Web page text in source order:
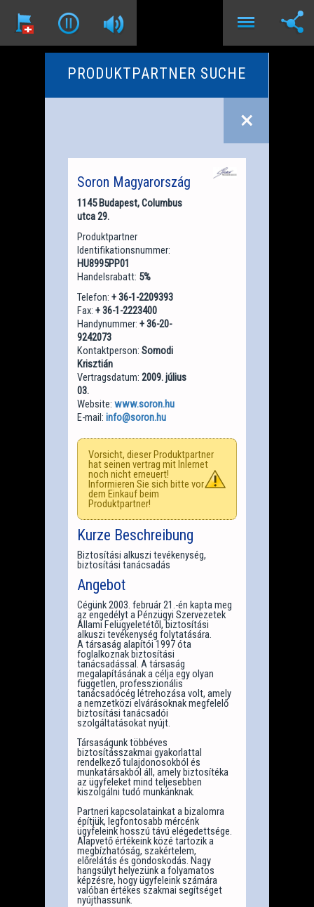
PRODUKTPARTNER SUCHE
Soron Magyarország
1145 Budapest, Columbus
utca 29.
Produktpartner
Identifikationsnummer:
HU8995PP01
Handelsrabatt: 5%
Telefon: + 36-1-2209393
Fax: + 36-1-2223400
Handynummer: + 36-20-
9242073
Kontaktperson: Somodi
Krisztián
Vertragsdatum: 2009. július
03.
Website: www.soron.hu
E-mail: info@soron.hu
Vorsicht, dieser Produktpartner
hat seinen vertrag mit Inlernet
noch nicht erneuert!
Informieren Sie sich bitte vor
dem Einkauf beim
Produktpartner!
Kurze Beschreibung
Biztosítási alkuszi tevékenység,
biztosítási tanácsadás
Angebot
Cégünk 2003. február 21.-én kapta meg
az engedélyt a Pénzügyi Szervezetek
Állami Felügyeletétől, biztosítási
alkuszi tevékenység folytatására.
A társaság alapítói 1997 óta
foglalkoznak biztosítási
tanácsadással. A társaság
megalapításának a célja egy olyan
független, professzionális
tanácsadócég létrehozása volt, amely
a nemzetközi elvárásoknak megfelelő
biztosítási tanácsadói
szolgáltatásokat nyújt.
Társaságunk többéves
biztosításszakmai gyakorlattal
rendelkező tulajdonosokból és
munkatársakból áll, amely biztosítéka
az ügyfeleket mind teljesebben
kiszolgálni tudó munkánknak.
Partneri kapcsolatainkat a bizalomra
építjük, legfontosabb mércénk
ügyfeleink hosszú távú elégedettsége.
Alapvető értékeink közé tartozik a
megbízhatóság, szakértelem,
előrelátás és gondoskodás. Nagy
hangsúlyt helyezünk a folyamatos
képzésre, hogy ügyfeleink számára
valóban értékes szakmai segítséget
nyújthassunk.